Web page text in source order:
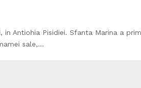
Antiohia Pisidiei. Sfanta Marina a
sale,...